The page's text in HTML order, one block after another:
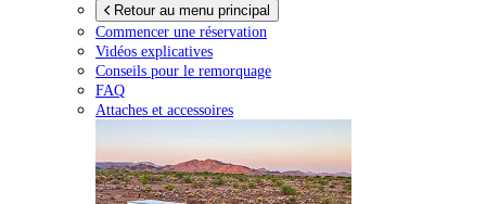
Retour au menu principal
Commencer une réservation
Vidéos explicatives
Conseils pour le remorquage
FAQ
Attaches et accessoires